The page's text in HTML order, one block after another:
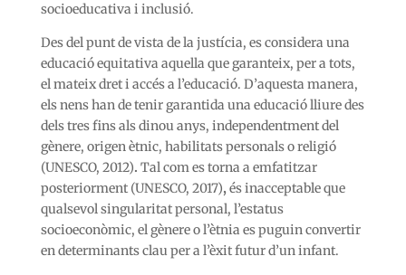
socioeducativa i inclusió.
Des del punt de vista de la justícia, es considera una
educació equitativa aquella que garanteix, per a tots,
el mateix dret i accés a l’educació. D’aquesta manera,
els nens han de tenir garantida una educació lliure des
dels tres fins als dinou anys, independentment del
gènere, origen ètnic, habilitats personals o religió
(UNESCO, 2012). Tal com es torna a emfatitzar
posteriorment (UNESCO, 2017),és inacceptable que
qualsevol singularitat personal, l’estatus
socioeconòmic, el gènere o l’ètnia es puguin convertir
en determinants clau per a l’èxit futur d’un infant.